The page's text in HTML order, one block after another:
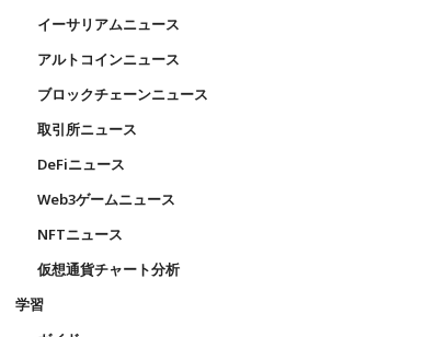
イーサリアムニュース
アルトコインニュース
ブロックチェーンニュース
取引所ニュース
DeFiニュース
Web3ゲームニュース
NFTニュース
仮想通貨チャート分析
学習